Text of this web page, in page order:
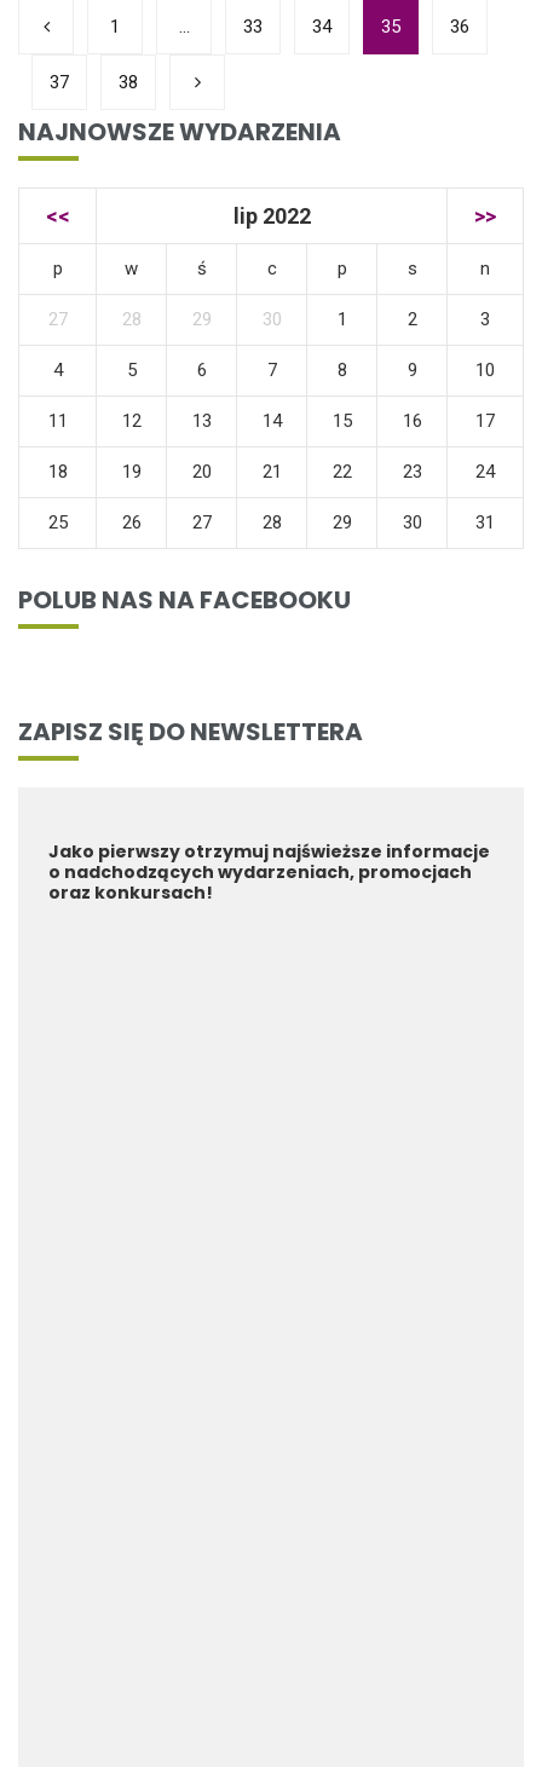
1 … 33 34 35 36
37 38
NAJNOWSZE WYDARZENIA
<< lip 2022 >>
p w ś c p s n
27 28 29 30 1 2 3
4 5 6 7 8 9 10
11 12 13 14 15 16 17
18 19 20 21 22 23 24
25 26 27 28 29 30 31
POLUB NAS NA FACEBOOKU
ZAPISZ SIĘ DO NEWSLETTERA
Jako pierwszy otrzymuj najświeższe informacje
o nadchodzących wydarzeniach, promocjach
oraz konkursach!